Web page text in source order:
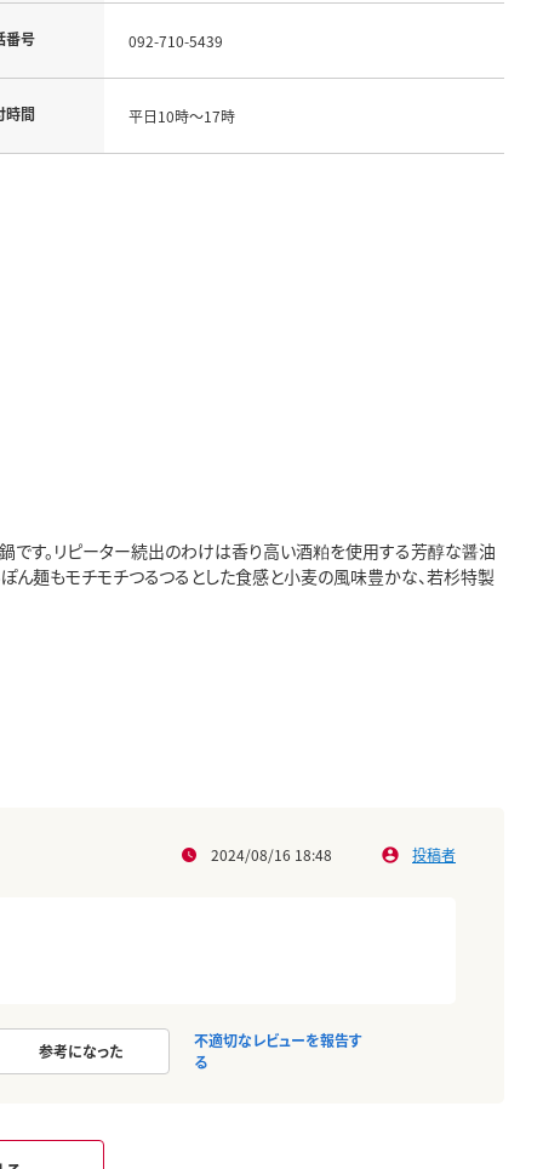
番号 092-710-5439
時間 平日10時～17時
す。リピーター続出のわけは香り高い酒粕を使用する芳醇な醤油
ん麺もモチモチつるつるとした食感と小麦の風味豊かな、若杉特製
2024/08/16 18:48 投稿者
参考になった
不適切なレビューを報告す
る